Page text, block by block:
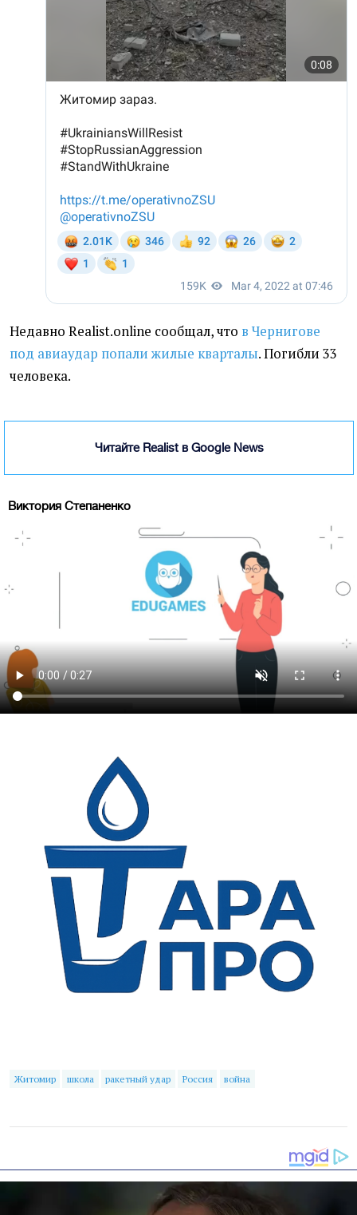
Недавно Realist.online сообщал, что в Чернигове
под авиаудар попали жилые кварталы. Погибли 33
человека.
Читайте Realist в Google News
Виктория Степаненко
Житомир школа ракетный удар Россия война